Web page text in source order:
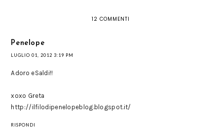
12 COMMENTI
Penelope
LUGLIO 01, 2012 3:19 PM
Adoro eSaldi!!
xoxo Greta
http://ilfilodipenelopeblog.blogspot.it/
RISPONDI